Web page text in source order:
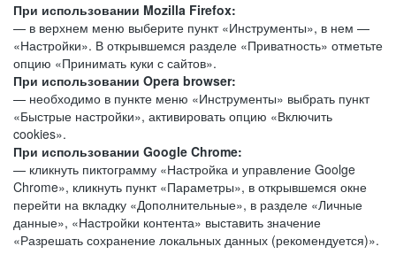
При использовании Mozilla Firefox:
— в верхнем меню выберите пункт «Инструменты», в нем —
«Настройки». В открывшемся разделе «Приватность» отметьте
опцию «Принимать куки с сайтов».
При использовании Opera browser:
— необходимо в пункте меню «Инструменты» выбрать пункт
«Быстрые настройки», активировать опцию «Включить
cookies».
При использовании Google Chrome:
— кликнуть пиктограмму «Настройка и управление Goolge
Chrome», кликнуть пункт «Параметры», в открывшемся окне
перейти на вкладку «Дополнительные», в разделе «Личные
данные», «Настройки контента» выставить значение
«Разрешать сохранение локальных данных (рекомендуется)».